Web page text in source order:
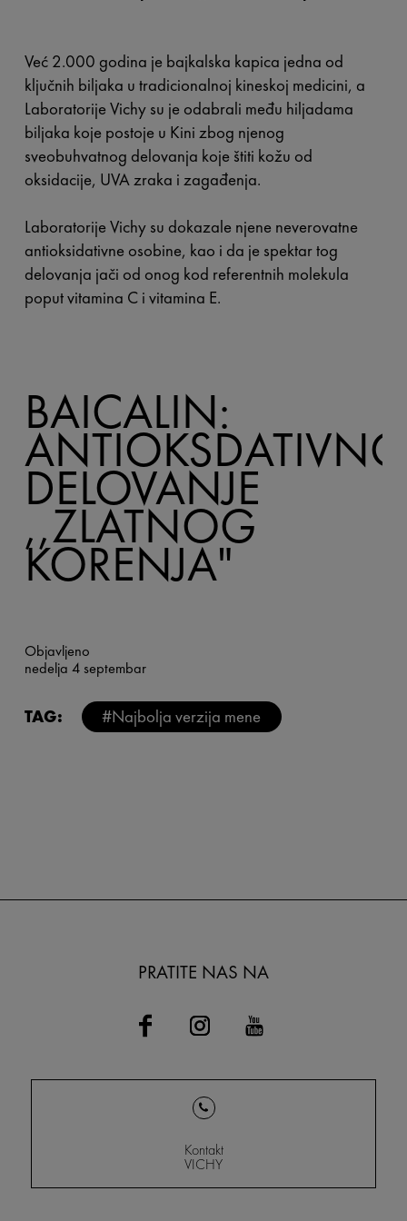
Već 2.000 godina je bajkalska kapica jedna od
ključnih biljaka u tradicionalnoj kineskoj medicini, a
Laboratorije Vichy su je odabrali među hiljadama
biljaka koje postoje u Kini zbog njenog
sveobuhvatnog delovanja koje štiti kožu od
oksidacije, UVA zraka i zagađenja.
Laboratorije Vichy su dokazale njene neverovatne
antioksidativne osobine, kao i da je spektar tog
delovanja jači od onog kod referentnih molekula
poput vitamina C i vitamina E.
BAICALIN:
ANTIOKSDATIVNO
DELOVANJE
,,ZLATNOG
KORENJA"
Objavljeno
nedelja 4 septembar
TAG: #Najbolja verzija mene
PRATITE NAS NA
Kontakt
VICHY